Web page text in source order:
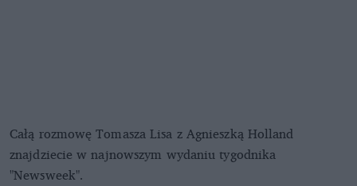
Całą rozmowę Tomasza Lisa z Agnieszką Holland
znajdziecie w najnowszym wydaniu tygodnika
"Newsweek".